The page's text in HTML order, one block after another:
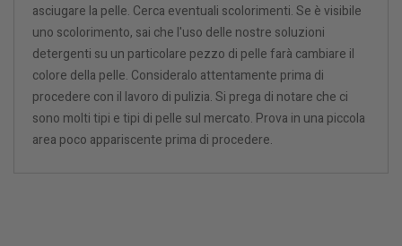
asciugare la pelle. Cerca eventuali scolorimenti. Se è visibile
uno scolorimento, sai che l'uso delle nostre soluzioni
detergenti su un particolare pezzo di pelle farà cambiare il
colore della pelle. Consideralo attentamente prima di
procedere con il lavoro di pulizia. Si prega di notare che ci
sono molti tipi e tipi di pelle sul mercato. Prova in una piccola
area poco appariscente prima di procedere.